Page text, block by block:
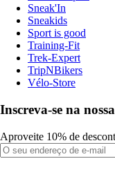
Sneak'In
Sneakids
Sport is good
Training-Fit
Trek-Expert
TripNBikers
Vélo-Store
Inscreva-se na
Aproveite 10% de